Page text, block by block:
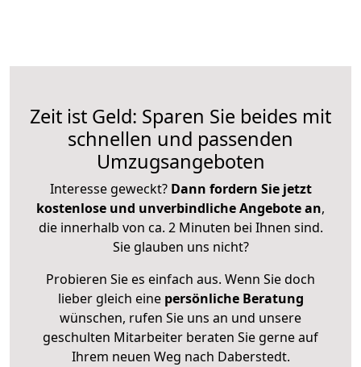
Zeit ist Geld: Sparen Sie beides mit
schnellen und passenden
Umzugsangeboten
Interesse geweckt? Dann fordern Sie jetzt
kostenlose und unverbindliche Angebote an,
die innerhalb von ca. 2 Minuten bei Ihnen sind.
Sie glauben uns nicht?
Probieren Sie es einfach aus. Wenn Sie doch
lieber gleich eine persönliche Beratung
wünschen, rufen Sie uns an und unsere
geschulten Mitarbeiter beraten Sie gerne auf
Ihrem neuen Weg nach Daberstedt.